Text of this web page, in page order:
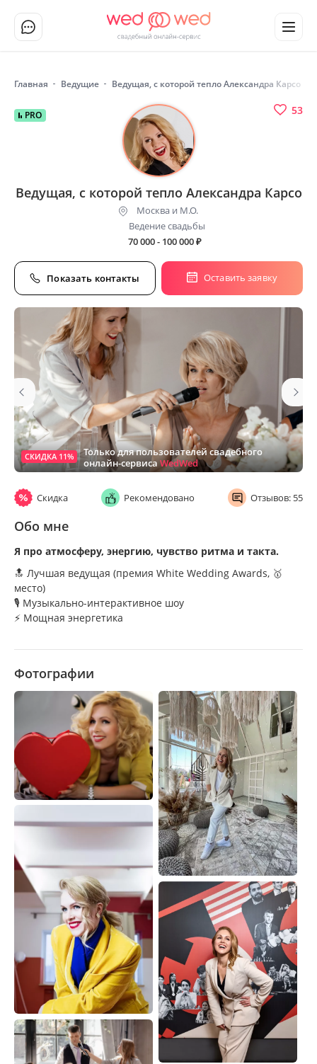
Главная Ведущие Ведущая, с которой тепло Александра Карсо
СКИДКА 11%
Только для пользователей свадебного
онлайн-сервисаWedWed
PRO 53
Ведущая, с которой тепло Александра Карсо
Москва и М.О.
Ведение свадьбы
70 000 - 100 000₽
Оставить заявку
Показать контакты
Скидка Рекомендовано Отзывов: 55
Обо мне
Я про атмосферу, энергию, чувство ритма и такта.
🔝 Лучшая ведущая (премия White Wedding Awards, 🥇
место)
🎙️ Музыкально-интерактивное шоу
⚡️ Мощная энергетика
Фотографии